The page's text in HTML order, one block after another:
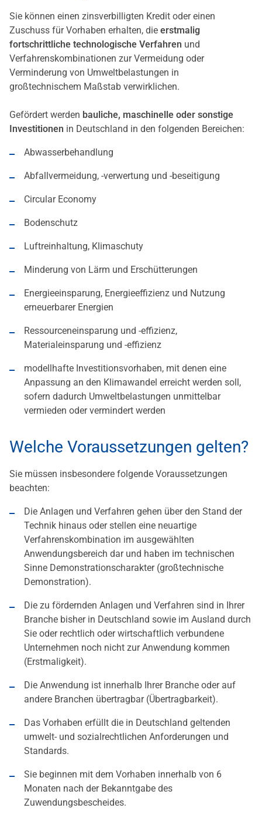
Sie können einen zinsverbilligten Kredit oder einen
Zuschuss für Vorhaben erhalten, die erstmalig
fortschrittliche technologische Verfahren und
Verfahrenskombinationen zur Vermeidung oder
Verminderung von Umweltbelastungen in
großtechnischem Maßstab verwirklichen.
Gefördert werden bauliche, maschinelle oder sonstige
Investitionen in Deutschland in den folgenden Bereichen:
Abwasserbehandlung
Abfallvermeidung, -verwertung und -beseitigung
Circular Economy
Bodenschutz
Luftreinhaltung, Klimaschuty
Minderung von Lärm und Erschütterungen
Energieeinsparung, Energieeffizienz und Nutzung
erneuerbarer Energien
Ressourceneinsparung und -effizienz,
Materialeinsparung und -effizienz
modellhafte Investitionsvorhaben, mit denen eine
Anpassung an den Klimawandel erreicht werden soll,
sofern dadurch Umweltbelastungen unmittelbar
vermieden oder vermindert werden
Welche Voraussetzungen gelten?
Sie müssen insbesondere folgende Voraussetzungen
beachten:
Die Anlagen und Verfahren gehen über den Stand der
Technik hinaus oder stellen eine neuartige
Verfahrenskombination im ausgewählten
Anwendungsbereich dar und haben im technischen
Sinne Demonstrationscharakter (großtechnische
Demonstration).
Die zu fördernden Anlagen und Verfahren sind in Ihrer
Branche bisher in Deutschland sowie im Ausland durch
Sie oder rechtlich oder wirtschaftlich verbundene
Unternehmen noch nicht zur Anwendung kommen
(Erstmaligkeit).
Die Anwendung ist innerhalb Ihrer Branche oder auf
andere Branchen übertragbar (Übertragbarkeit).
Das Vorhaben erfüllt die in Deutschland geltenden
umwelt- und sozialrechtlichen Anforderungen und
Standards.
Sie beginnen mit dem Vorhaben innerhalb von 6
Monaten nach der Bekanntgabe des
Zuwendungsbescheides.